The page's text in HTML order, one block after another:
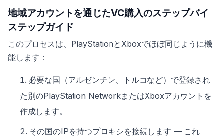
地域アカウントを通じたVC購入のステップバイ
ステップガイド
このプロセスは、PlayStationとXboxでほぼ同じように機
能します：
必要な国（アルゼンチン、トルコなど）で登録され
た別のPlayStation NetworkまたはXboxアカウントを
作成します。
その国のIPを持つプロキシを接続します — これ